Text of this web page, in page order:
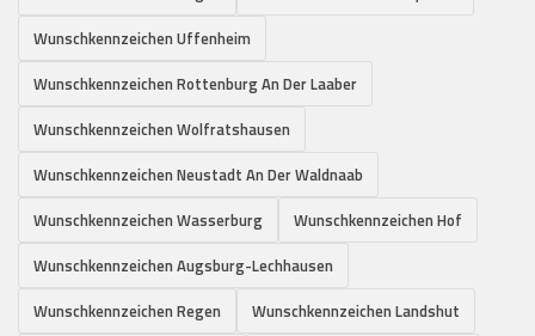
Wunschkennzeichen Uffenheim
Wunschkennzeichen Rottenburg An Der Laaber
Wunschkennzeichen Wolfratshausen
Wunschkennzeichen Neustadt An Der Waldnaab
Wunschkennzeichen Wasserburg
Wunschkennzeichen Hof
Wunschkennzeichen Augsburg-Lechhausen
Wunschkennzeichen Regen
Wunschkennzeichen Landshut